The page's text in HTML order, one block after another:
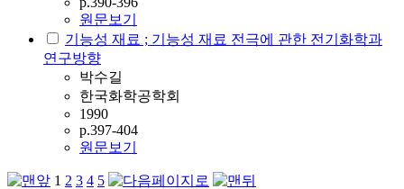
원문보기
기능성 재료 ; 기능성 재료 전극에 관한 전기화학과
연구방향
박수길
한국화학공학회
1990
p.397-404
원문보기
1 2 3 4 5